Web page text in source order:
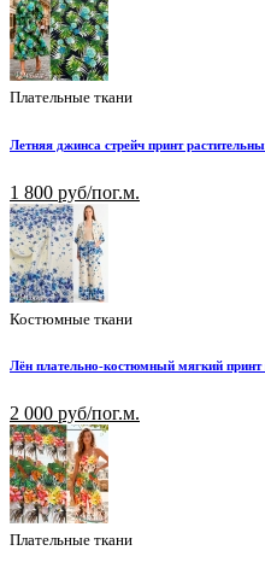
Плательные ткани
Летняя джинса стрейч принт
1 800 руб/пог.м.
Костюмные ткани
Лён плательно-костюмный мягкий принт
2 000 руб/пог.м.
Плательные ткани